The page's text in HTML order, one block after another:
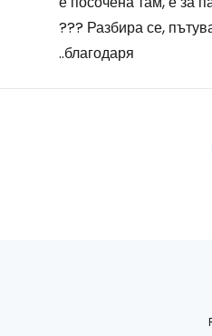
??? Разбира се,
..благодаря